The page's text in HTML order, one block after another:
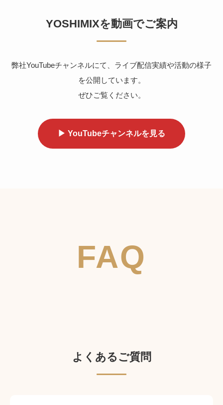
YOSHIMIXを動画でご案内
弊社YouTubeチャンネルにて、ライブ配信実績や活動の様子
を公開しています。
ぜひご覧ください。
▶ YouTubeチャンネルを見る
FAQ
よくあるご質問